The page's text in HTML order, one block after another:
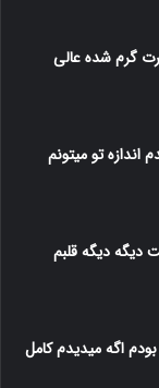
گرم شده عالی
اندازه تو میتونم
دیگه دیگه قلبم
اگه میدیدم کامل